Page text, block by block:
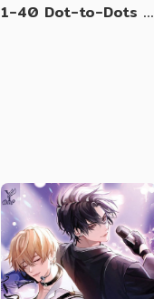
1-40 Dot-to-Dots N